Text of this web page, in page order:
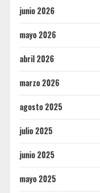
junio 2026
mayo 2026
abril 2026
marzo 2026
agosto 2025
julio 2025
junio 2025
mayo 2025